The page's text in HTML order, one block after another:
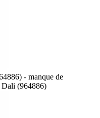
- manque de
Dali (964886)